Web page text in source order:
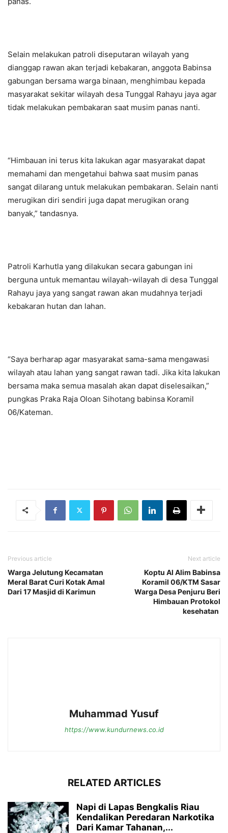
Selain melakukan patroli diseputaran wilayah yang
dianggap rawan akan terjadi kebakaran, anggota Babinsa
gabungan bersama warga binaan, menghimbau kepada
masyarakat sekitar wilayah desa Tunggal Rahayu jaya agar
tidak melakukan pembakaran saat musim panas nanti.
“Himbauan ini terus kita lakukan agar masyarakat dapat
memahami dan mengetahui bahwa saat musim panas
sangat dilarang untuk melakukan pembakaran. Selain nanti
merugikan diri sendiri juga dapat merugikan orang
banyak,” tandasnya.
Patroli Karhutla yang dilakukan secara gabungan ini
berguna untuk memantau wilayah-wilayah di desa Tunggal
Rahayu jaya yang sangat rawan akan mudahnya terjadi
kebakaran hutan dan lahan.
“Saya berharap agar masyarakat sama-sama mengawasi
wilayah atau lahan yang sangat rawan tadi. Jika kita lakukan
bersama maka semua masalah akan dapat diselesaikan,”
pungkas Praka Raja Oloan Sihotang babinsa Koramil
06/Kateman.
Previous article
Warga Jelutung Kecamatan
Meral Barat Curi Kotak Amal
Dari 17 Masjid di Karimun
Next article
Koptu Al Alim Babinsa
Koramil 06/KTM Sasar
Warga Desa Penjuru Beri
Himbauan Protokol
kesehatan
Muhammad Yusuf
https://www.kundurnews.co.id
RELATED ARTICLES
Napi di Lapas Bengkalis Riau
Kendalikan Peredaran Narkotika
Dari Kamar Tahanan,...